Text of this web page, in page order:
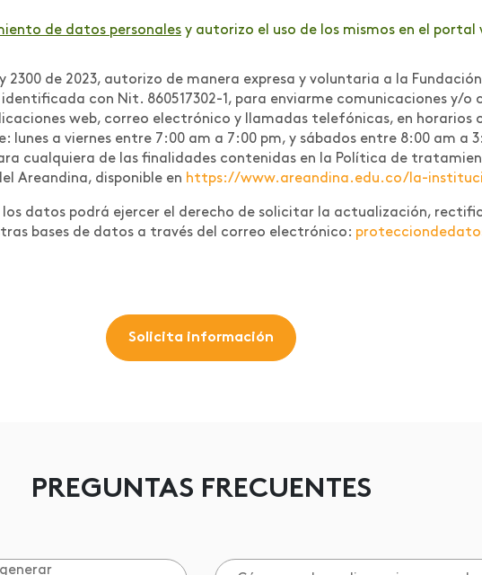
de datos personales y autorizo el uso de los mismos en el portal
2300 de 2023, autorizo de manera expresa y voluntaria a la
con Nit. 860517302-1, para enviarme comunicaciones y/
web, correo electrónico y llamadas telefónicas, en horarios
lunes a viernes entre 7:00 am a 7:00 pm, y sábados entre 8:00 am a
cualquiera de las finalidades contenidas en la Política de
Areandina, disponible en https://www.areandina.edu.co/la-
datos podrá ejercer el derecho de solicitar la actualización,
bases de datos a través del correo electrónico:
Solicita información
PREGUNTAS FRECUENTES